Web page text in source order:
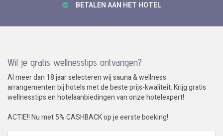
BETALEN AAN HET HOTEL
Wil je gratis wellnesstips ontvangen?
Al meer dan 18 jaar selecteren wij sauna & wellness
arrangementen bij hotels met de beste prijs-kwaliteit. Krijg gratis
wellnesstips en hotelaanbiedingen van onze hotelexpert!
ACTIE!! Nu met 5% CASHBACK op je eerste boeking!